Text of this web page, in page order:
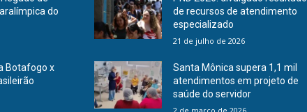
do
Botafogo x
de recursos de atendimento
especializado
21 de julho de 2026
Santa Mônica supera 1,1 mil
atendimentos em projeto de
saúde do servidor